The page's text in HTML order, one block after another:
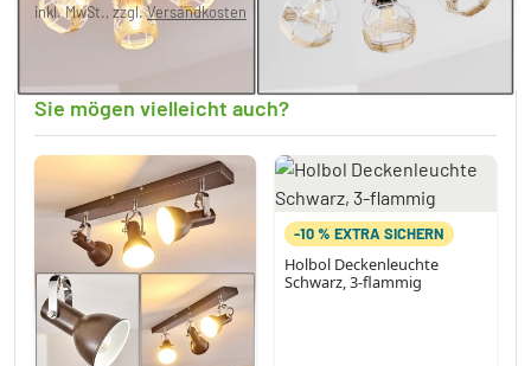
inkl. MwSt., zzgl.Versandkosten
Derzeit nicht auf Lager
Sie mögen vielleicht auch?
-10 % EXTRA SICHERN
Holbol Deckenleuchte
Schwarz, 3-flammig